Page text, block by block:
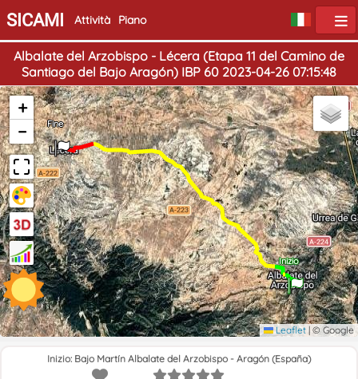
SICAMI Attività Piano
Albalate del Arzobispo - Lécera (Etapa 11 del Camino de
Santiago del Bajo Aragón) IBP 60 2023-04-26 07:15:48
Inizio
Fine
+
−
Leaflet | © Google
Inizio: Bajo Martín Albalate del Arzobispo - Aragón (España)